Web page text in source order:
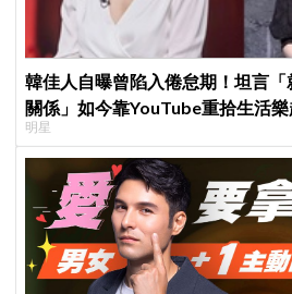
韓佳人自曝曾陷入倦怠期！坦言
關係」如今靠YouTube重拾生活
明星